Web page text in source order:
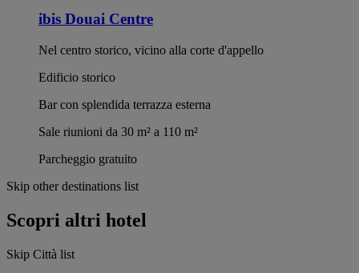
ibis Douai Centre
Nel centro storico, vicino alla corte d'appello
Edificio storico
Bar con splendida terrazza esterna
Sale riunioni da 30 m² a 110 m²
Parcheggio gratuito
Skip other destinations list
Scopri altri hotel
Skip Città list